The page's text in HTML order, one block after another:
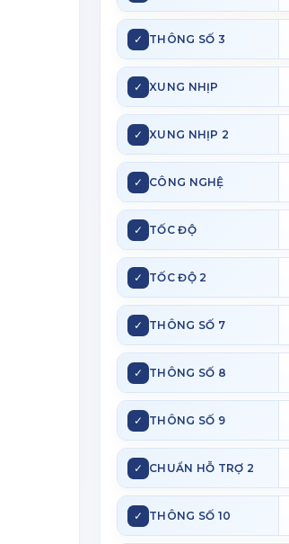
✓ THÔNG SỐ 3
✓ XUNG NHỊP
✓ XUNG NHỊP 2
✓ CÔNG NGHỆ
✓ TỐC ĐỘ
✓ TỐC ĐỘ 2
✓ THÔNG SỐ 7
✓ THÔNG SỐ 8
✓ THÔNG SỐ 9
✓ CHUẨN HỖ TRỢ 2
✓ THÔNG SỐ 10